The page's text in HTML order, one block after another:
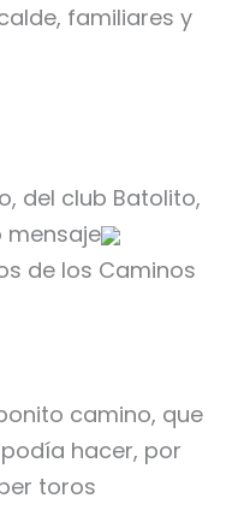
familiares y
del club Batolito,
mensaje
de los Caminos
camino, que
hacer, por
toros